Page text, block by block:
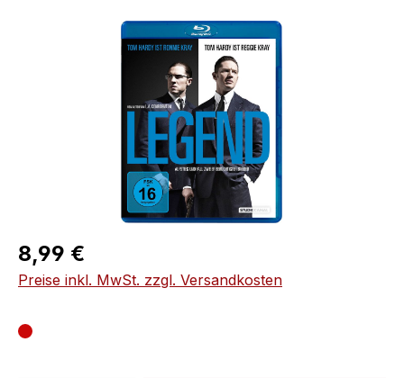
Bildergalerie überspringen
Regulärer Preis:
8,99 €
Preise inkl. MwSt. zzgl. Versandkosten